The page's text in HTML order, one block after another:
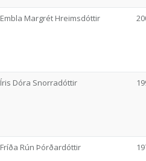
Embla Margrét Hreimsdóttir
Íris Dóra Snorradóttir
Fríða Rún Þórðardóttir